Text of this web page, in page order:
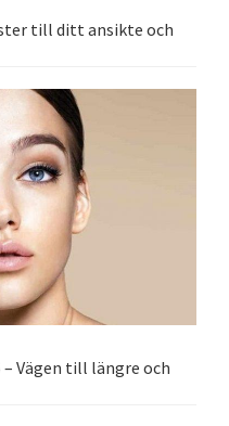
till ditt ansikte och
Vägen till längre och